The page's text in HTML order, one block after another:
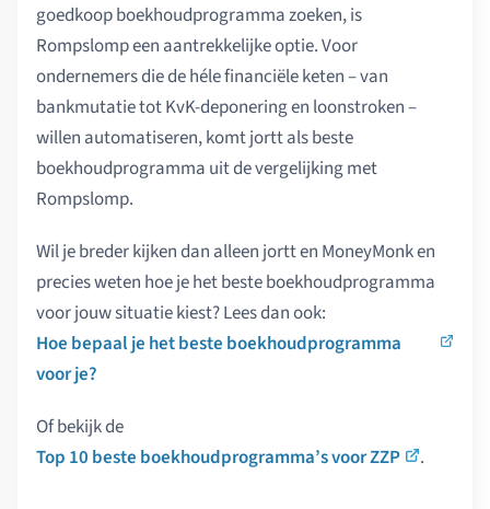
goedkoop boekhoudprogramma zoeken, is
Rompslomp een aantrekkelijke optie. Voor
ondernemers die de héle financiële keten – van
bankmutatie tot KvK-deponering en loonstroken –
willen automatiseren, komt jortt als beste
boekhoudprogramma uit de vergelijking met
Rompslomp.
Wil je breder kijken dan alleen jortt en MoneyMonk en
precies weten hoe je het beste boekhoudprogramma
voor jouw situatie kiest? Lees dan ook:
Hoe bepaal je het beste boekhoudprogramma
voor je?
Of bekijk de
Top 10 beste boekhoudprogramma’s voor ZZP
.